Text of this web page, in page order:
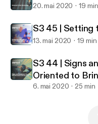
20. mai 2020 19 min
S3 45 | Setting
13. mai 2020 19 min
S3 44 | Signs
Oriented to
6. mai 2020 25 min